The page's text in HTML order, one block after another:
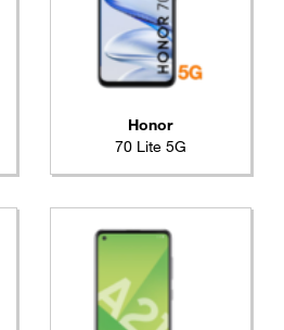
Honor
70 Lite 5G